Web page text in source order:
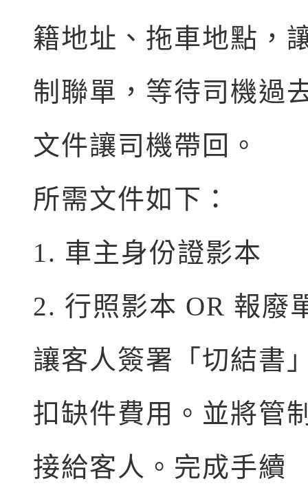
籍地址、拖車地點，
制聯單，等待司機過
文件讓司機帶回。
所需文件如下：
1. 車主身份證影本
2. 行照影本 OR 報廢
讓客人簽署「切結書
扣缺件費用。並將管
接給客人。完成手續